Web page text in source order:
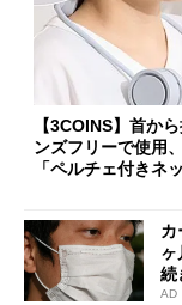
【3COINS】首か
ンズフリーで使用
「ペルチェ付きネ
カ
ヶ
続
AD